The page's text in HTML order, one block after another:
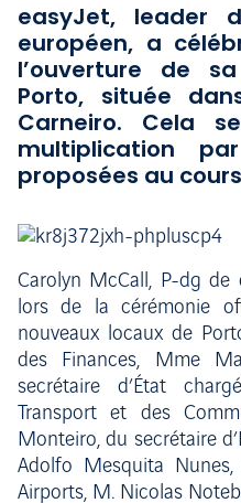
easyJet, leader
européen, a
l’ouverture de
Porto, située
Carneiro. Cela
multiplication
proposées au
Carolyn McCall, P-dg de
lors de la cérémonie
nouveaux locaux de
des Finances, Mme
secrétaire d’État
Transport et des
Monteiro, du secrétaire
Adolfo Mesquita
Airports, M. Nicolas